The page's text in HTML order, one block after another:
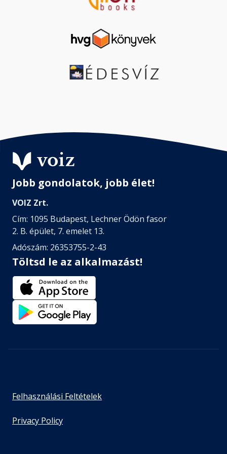
Jobb gondolatok, jobb élet!
VOIZ Zrt.
Cím: 1095 Budapest, Lechner Ödön fasor
2. B. épület, 7. emelet 13.
Adószám: 26353755-2-43
Töltsd le az alkalmazást!
Felhasználási Feltételek
Privacy Policy